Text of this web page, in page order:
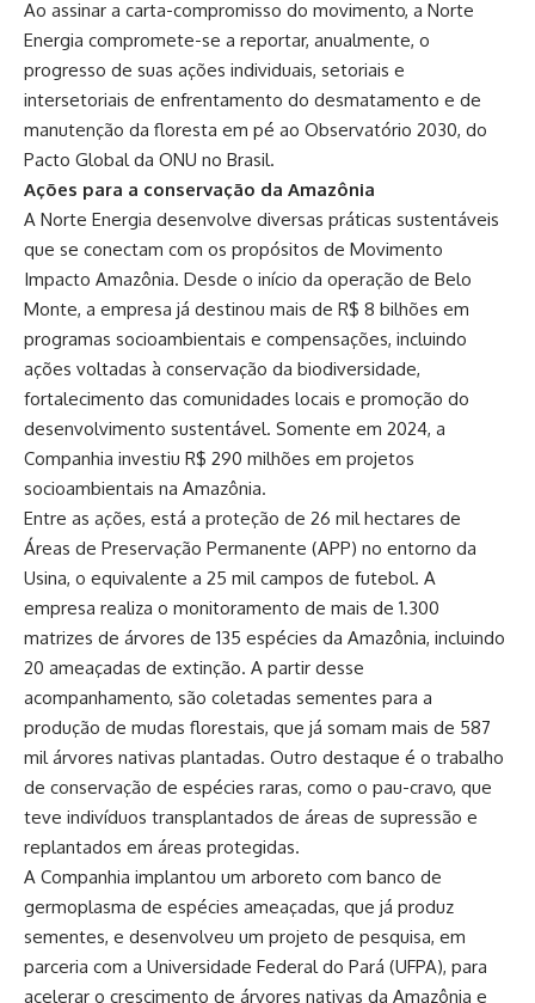
Ao assinar a carta-compromisso do movimento, a Norte
Energia compromete-se a reportar, anualmente, o
progresso de suas ações individuais, setoriais e
intersetoriais de enfrentamento do desmatamento e de
manutenção da floresta em pé ao Observatório 2030, do
Pacto Global da ONU no Brasil.
Ações para a conservação da Amazônia
A Norte Energia desenvolve diversas práticas sustentáveis
que se conectam com os propósitos de Movimento
Impacto Amazônia. Desde o início da operação de Belo
Monte, a empresa já destinou mais de R$ 8 bilhões em
programas socioambientais e compensações, incluindo
ações voltadas à conservação da biodiversidade,
fortalecimento das comunidades locais e promoção do
desenvolvimento sustentável. Somente em 2024, a
Companhia investiu R$ 290 milhões em projetos
socioambientais na Amazônia.
Entre as ações, está a proteção de 26 mil hectares de
Áreas de Preservação Permanente (APP) no entorno da
Usina, o equivalente a 25 mil campos de futebol. A
empresa realiza o monitoramento de mais de 1.300
matrizes de árvores de 135 espécies da Amazônia, incluindo
20 ameaçadas de extinção. A partir desse
acompanhamento, são coletadas sementes para a
produção de mudas florestais, que já somam mais de 587
mil árvores nativas plantadas. Outro destaque é o trabalho
de conservação de espécies raras, como o pau-cravo, que
teve indivíduos transplantados de áreas de supressão e
replantados em áreas protegidas.
A Companhia implantou um arboreto com banco de
germoplasma de espécies ameaçadas, que já produz
sementes, e desenvolveu um projeto de pesquisa, em
parceria com a Universidade Federal do Pará (UFPA), para
acelerar o crescimento de árvores nativas da Amazônia e